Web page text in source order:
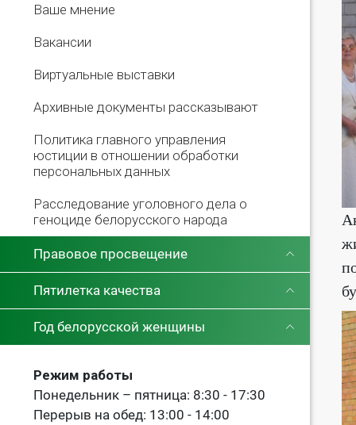
Ваше мнение
Вакансии
Виртуальные выставки
Архивные документы рассказывают
Политика главного управления
юстиции в отношении обработки
персональных данных
Расследование уголовного дела о
геноциде белорусского народа
Правовое просвещение
Пятилетка качества
Год белорусской женщины
Режим работы
Понедельник – пятница: 8:30 - 17:30
Перерыв на обед: 13:00 - 14:00